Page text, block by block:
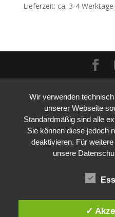
Lieferzeit: ca. 3-4 Werktage
Wir verwenden
unserer Webseite
Standardmäßig sind alle
Sie können diese jedoch
deaktivieren. Für
unsere
✓